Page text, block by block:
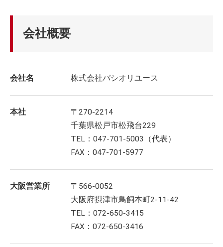
会社概要
会社名 株式会社パシオリユース
本社
〒270-2214
千葉県松戸市松飛台229
TEL：047-701-5003（代表）
FAX：047-701-5977
大阪営業所
〒566-0052
大阪府摂津市鳥飼本町2-11-42
TEL：072-650-3415
FAX：072-650-3416